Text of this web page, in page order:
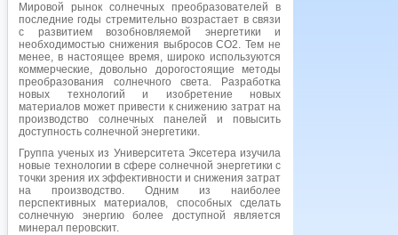
Мировой рынок солнечных преобразователей в
последние годы стремительно возрастает в связи
с развитием возобновляемой энергетики и
необходимостью снижения выбросов СО2. Тем не
менее, в настоящее время, широко используются
коммерческие, довольно дорогостоящие методы
преобразования солнечного света. Разработка
новых технологий и изобретение новых
материалов может привести к снижению затрат на
производство солнечных панелей и повысить
доступность солнечной энергетики.
Группа ученых из Университета Эксетера изучила
новые технологии в сфере солнечной энергетики с
точки зрения их эффективности и снижения затрат
на производство. Одним из наиболее
перспективных материалов, способных сделать
солнечную энергию более доступной является
минерал перовскит.